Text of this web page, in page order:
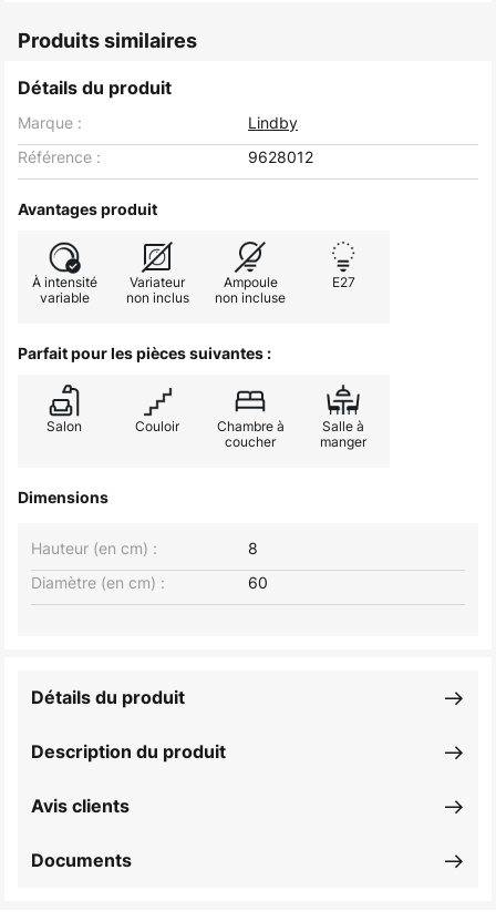
Produits similaires
Détails du produit
Marque :
Lindby
Référence :
9628012
Avantages produit
À intensité
variable
Variateur
non inclus
Ampoule
non incluse
E27
Parfait pour les pièces suivantes :
Salon Couloir
Chambre à
coucher
Salle à
manger
Dimensions
Hauteur (en cm) :
8
Diamètre (en cm) :
60
Description du produit
Détails du produit
Avis clients
Documents